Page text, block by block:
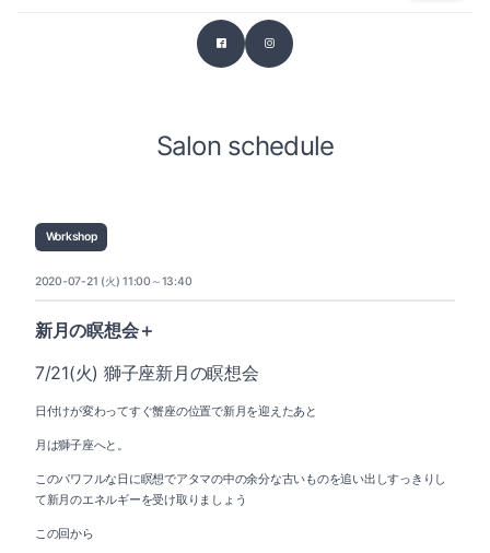
Salon schedule
Workshop
2020-07-21 (火) 11:00～13:40
新月の瞑想会＋
7/21(火) 獅子座新月の瞑想会
日付けが変わってすぐ蟹座の位置で新月を迎えたあと
月は獅子座へと。
このパワフルな日に瞑想でアタマの中の余分な古いものを追い出しすっきりし
て新月のエネルギーを受け取りましょう
この回から